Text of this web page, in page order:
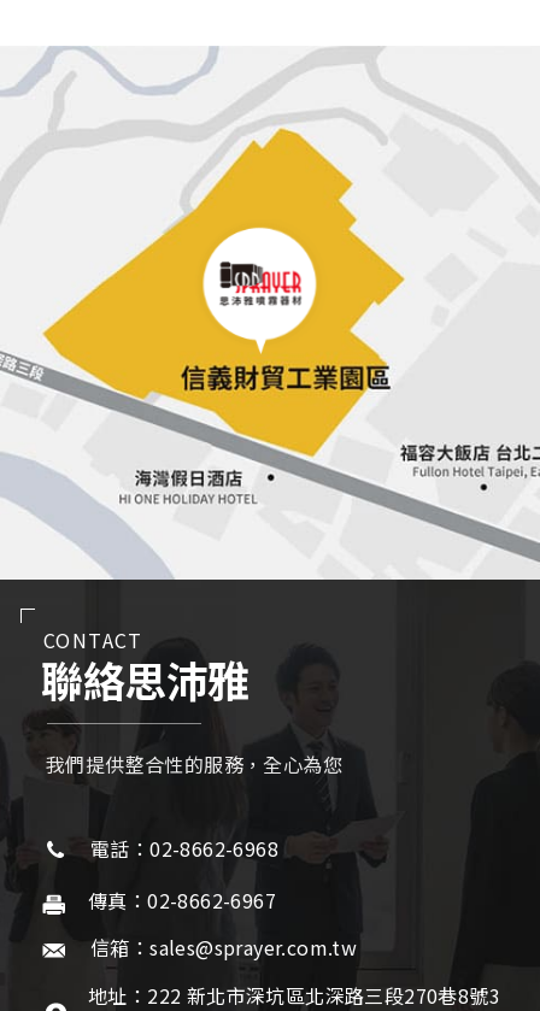
CONTACT
聯絡思沛雅
我們提供整合性的服務，全心為您
電話：02-8662-6968
傳真：02-8662-6967
信箱：sales@sprayer.com.tw
地址：222 新北市深坑區北深路三段270巷8號3